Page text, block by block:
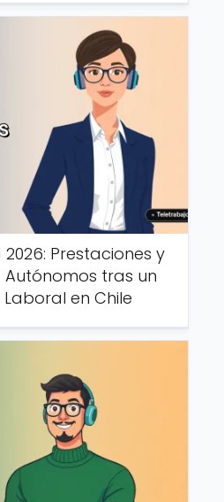
Prestaciones y
tras un
en Chile